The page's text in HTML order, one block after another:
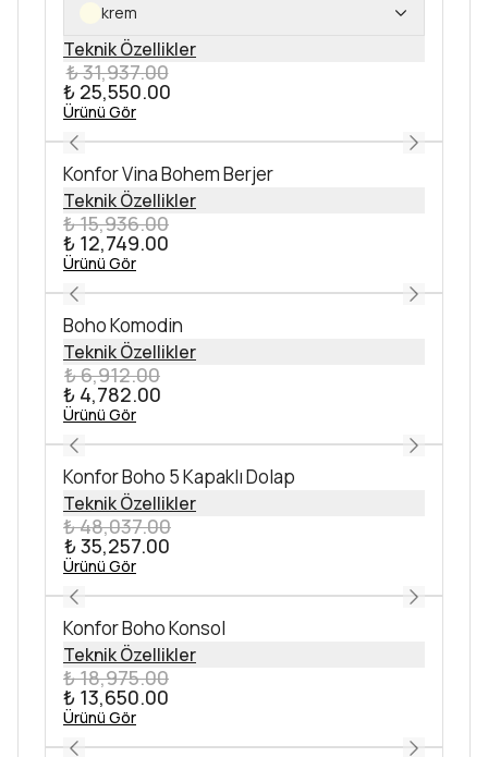
krem
Teknik Özellikler
₺ 31,937.00
₺ 25,550.00
Ürünü Gör
Konfor Vina Bohem Berjer
Teknik Özellikler
₺ 15,936.00
₺ 12,749.00
Ürünü Gör
Boho Komodin
Teknik Özellikler
₺ 6,912.00
₺ 4,782.00
Ürünü Gör
Konfor Boho 5 Kapaklı Dolap
Teknik Özellikler
₺ 48,037.00
₺ 35,257.00
Ürünü Gör
Konfor Boho Konsol
Teknik Özellikler
₺ 18,975.00
₺ 13,650.00
Ürünü Gör